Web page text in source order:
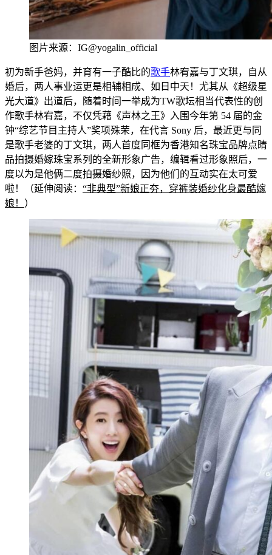
图片来源：IG@yogalin_official
初为新手爸妈，并育有一子酷比的歌手林宥嘉与丁文琪，自从
婚后，两人事业运更是相辅相成、如日中天！尤其从《超级星
光大道》出道后，随着时间一举成为TW歌坛相当代表性的创
作歌手林宥嘉，不仅凭藉《声林之王》入 围今年第 54 届的金
钟“综艺节目主持人”奖项殊荣，在代言 Sony 后，最近更与同
是歌手老婆的丁文琪，两人首度同框为香港知名珠宝品牌点睛
品拍摄婚嫁珠宝系列的全新形象广告，编辑看过形象照后，一
度以为是他俩二度拍摄婚纱照，因为他们的互动实在太可爱
啦！（延伸阅读： “非典型”新娘正夯，穿裤装婚纱化身最酷嫁
娘！ ）